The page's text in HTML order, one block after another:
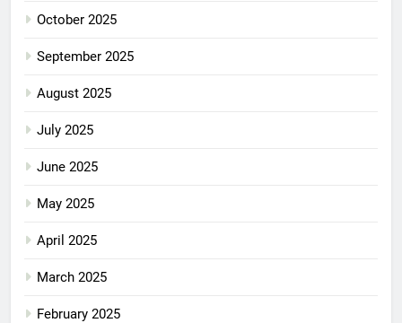
October 2025
September 2025
August 2025
July 2025
June 2025
May 2025
April 2025
March 2025
February 2025